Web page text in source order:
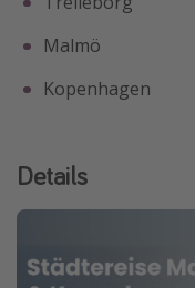
Malmö
Kopenhagen
Details